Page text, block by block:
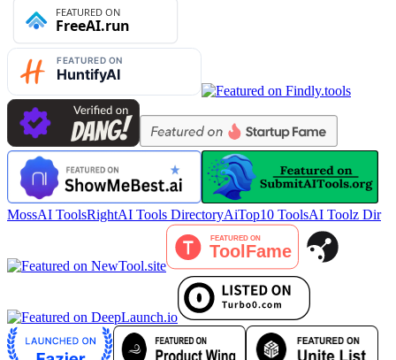
MossAI ToolsRightAI Tools DirectoryAiTop10 ToolsAI Toolz Dir